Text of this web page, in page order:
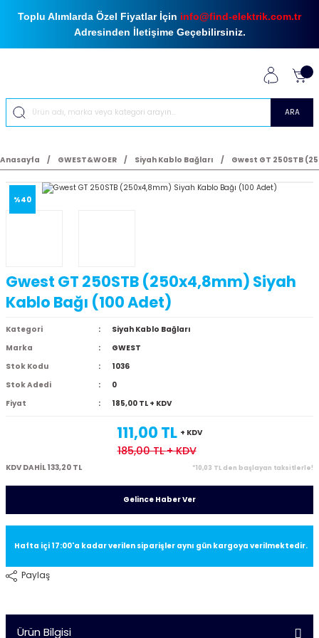
Toplu Alımlarda Özel Fiyatlar İçin info@find-elektrik.com.tr
Adresinden İletişime Geçebilirsiniz.
ARA
Anasayfa GWEST&WOER Siyah Kablo Bağları Gwest GT 250STB
%40
Gwest GT 250STB (250x4,8mm) Siyah
Kablo Bağı (100 Adet)
Kategori
Siyah Kablo Bağları
Marka
GWEST
Stok Kodu
1036
Stok Adedi
0
Fiyat
185,00 TL + KDV
111,00 TL + KDV
185,00 TL+ KDV
KDV DAHİL 133,20 TL *10,03 TL den başlayan taksitlerle!
Gelince Haber Ver
Hafta içi 17:00'a kadar verilen siparişler aynı gün kargoya verilmektedir.
Paylaş
Ürün Bilgisi